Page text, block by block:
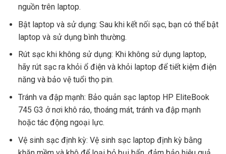
nguồn trên laptop.
Bật laptop và sử dụng: Sau khi kết nối sạc, bạn có thể bật
laptop và sử dụng bình thường.
Rút sạc khi không sử dụng: Khi không sử dụng laptop,
hãy rút sạc ra khỏi ổ điện và khỏi laptop để tiết kiệm điện
năng và bảo vệ tuổi thọ pin.
Tránh va đập mạnh: Bảo quản sạc laptop HP EliteBook
745 G3 ở nơi khô ráo, thoáng mát, tránh va đập mạnh
hoặc tác động ngoại lực.
Vệ sinh sạc định kỳ: Vệ sinh sạc laptop định kỳ bằng